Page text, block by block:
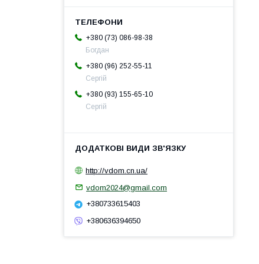
+380 (73) 086-98-38
Богдан
+380 (96) 252-55-11
Сергій
+380 (93) 155-65-10
Сергій
http://vdom.cn.ua/
vdom2024@gmail.com
+380733615403
+380636394650